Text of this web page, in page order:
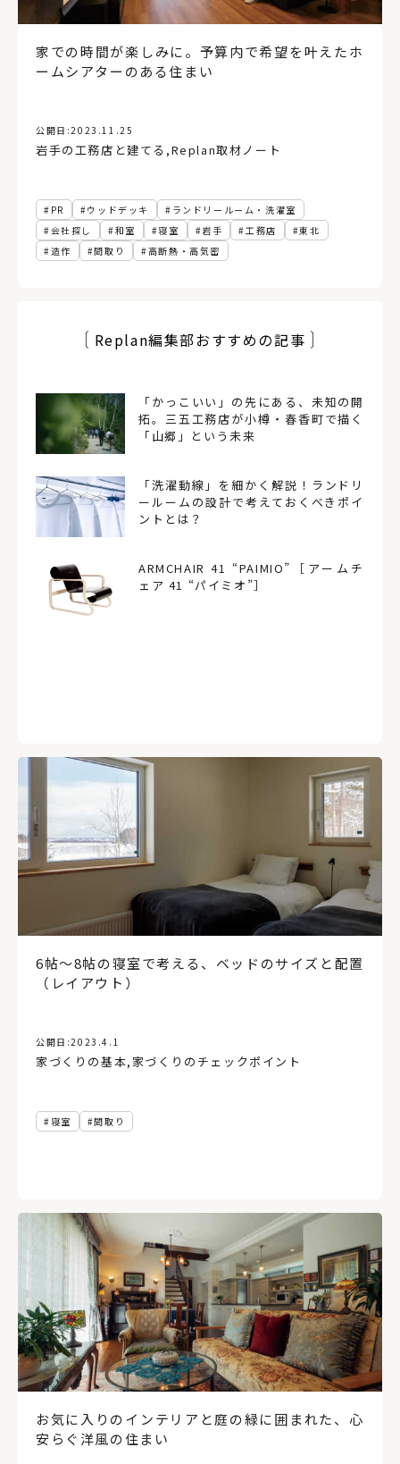
家での時間が楽しみに。予算内で希望を叶えたホ
ームシアターのある住まい
公開日:2023.11.25
岩手の工務店と建てる ,Replan取材ノート
PR ウッドデッキ
ランドリールーム・洗濯室
会社探し
和室 寝室 岩手 工務店
東北
造作
間取り 高断熱・高気密
Replan編集部おすすめの記事
「かっこいい」の先にある、未知の開
拓。三五工務店が小樽・春香町で描く
「山郷」という未来
「洗濯動線」を細かく解説！ランドリ
ールームの設計で考えておくべきポイ
ントとは？
ARMCHAIR 41 “PAIMIO”［アームチ
ェア 41 “パイミオ”］
6帖〜8帖の寝室で考える、ベッドのサイズと配置
（レイアウト）
公開日:2023.4.1
家づくりの基本,家づくりのチェックポイント
寝室 間取り
お気に入りのインテリアと庭の緑に囲まれた、心
安らぐ洋風の住まい